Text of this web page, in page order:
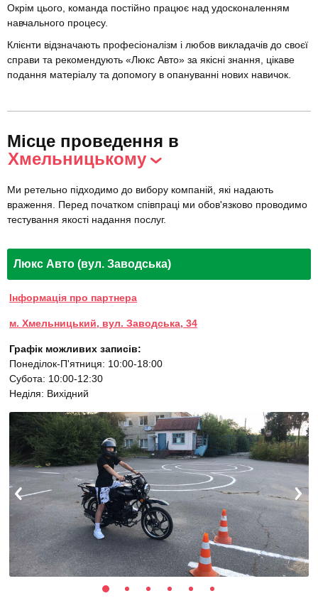
Окрім цього, команда постійно працює над удосконаленням
навчального процесу.
Клієнти відзначають професіоналізм і любов викладачів до своєї
справи та рекомендують «Люкс Авто» за якісні знання, цікаве
подання матеріалу та допомогу в опануванні нових навичок.
Місце проведення в
Хмельницькому
Ми ретельно підходимо до вибору компаній, які надають
враження. Перед початком співпраці ми обов'язково проводимо
тестування якості надання послуг.
Люкс Авто (вул. Заводська)
Інформація про партнера
м. Хмельницький, вул. Заводська, 34
Графік можливих записів:
Понеділок-П'ятниця: 10:00-18:00
Субота: 10:00-12:30
Неділя: Вихідний